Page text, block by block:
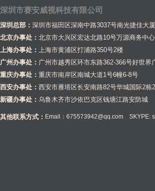
深圳市赛安威视科技有限公司
深圳总部： 深圳市福田区深南中路3037号南光捷
北京办事处： 北京市大兴区宏达北路10号万源商务中心
上海办事处： 上海市黄浦区打浦路350号2楼
广州办事处： 广州市越秀区环市东路362-366号好世界
重庆办事处： 重庆市南岸区南城大道1号6幢6-8号
西安办事处： 西安市雁塔区长安南路82号华城国际2栋
新疆办事处： 乌鲁木齐市沙依巴克区钱塘江路安防城
其他联系方式： Email：675573942@qq.com SKYPE: